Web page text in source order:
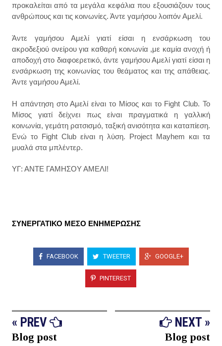
προκαλείται από τα μεγάλα κεφάλια που εξουσιάζουν τους
ανθρώπους και τις κοινωνίες. Άντε γαμήσου λοιπόν Αμελί.
Άντε γαμήσου Αμελί γιατί είσαι η ενσάρκωση του
ακροδεξιού ονείρου για καθαρή κοινωνία ,με καμία ανοχή ή
αποδοχή στο διαφοερετικό, άντε γαμήσου Αμελί γιατί είσαι η
ενσάρκωση της κοινωνίας του θεάματος και της απάθειας.
Άντε γαμήσου Αμελί.
Η απάντηση στο Αμελί είναι το Μίσος και το Fight Club. Το
Μίσος γιατί δείχνει πως είναι πραγματικά η γαλλική
κοινωνία, γεμάτη ρατσισμό, ταξική ανισότητα και καταπίεση.
Ενώ το Fight Club είναι η λύση. Project Mayhem και τα
μυαλά στα μπλέντερ.
ΥΓ: ΑΝΤΕ ΓΑΜΗΣΟΥ ΑΜΕΛΙ!
ΣΥΝΕΡΓΑΤΙΚΟ ΜΕΣΟ ΕΝΗΜΕΡΩΣΗΣ
FACEBOOK TWEETER GOOGLE+
PINTEREST
« PREV
Blog post
NEXT »
Blog post